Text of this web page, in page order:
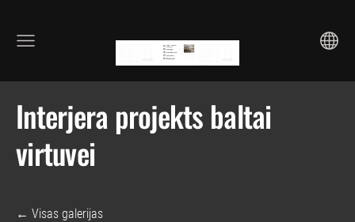
Interjera projekts baltai
virtuvei
Visas galerijas